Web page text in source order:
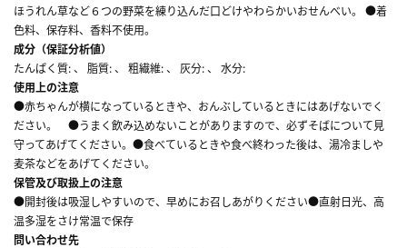
ほうれん草など６つの野菜を練り込んだ口どけやわらかいおせんべい。 ●着
色料、保存料、香料不使用。
成分（保証分析値）
たんぱく質: 、 脂質: 、 粗繊維: 、 灰分: 、 水分:
使用上の注意
●赤ちゃんが横になっているときや、おんぶしているときにはあげないでく
ださい。 ●うまく飲み込めないことがありますので、必ずそばについて見
守ってあげてください。●食べているときや食べ終わった後は、湯冷ましや
麦茶などをあげてください。
保管及び取扱上の注意
●開封後は吸湿しやすいので、早めにお召しあがりください●直射日光、高
温多湿をさけ常温で保存
問い合わせ先